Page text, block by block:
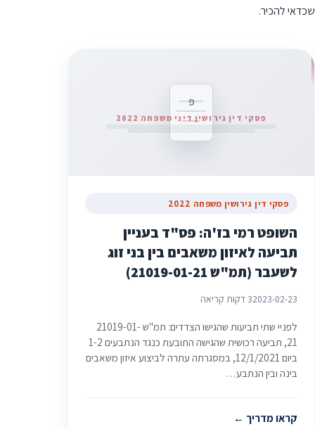
שכדאי להכיר.
פ
פסקי דין גירושין דיני משפחה 2022
פסקי דין גירושין משפחה 2022
השופט רמי בז'ה: פס"ד בעניין
תביעה לאיזון משאבים בין בני זוג
לשעבר (תמ"ש 21019-01-21)
2023-02-233 דקות קריאה
לפניי שתי תביעות שהגישו הצדדים: תמ"ש 21019-01-
21, תביעה רכושית שהגישה התובעת כנגד הנתבעים 1-2
ביום 12/1/2021, במסגרתה עתרה לביצוע איזון משאבים
בינה ובין הנתבע…
קראו מדריך